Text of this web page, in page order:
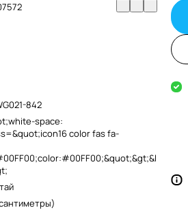
842
space:
color fas fa-